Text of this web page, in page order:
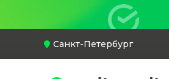
Санкт-Петербург